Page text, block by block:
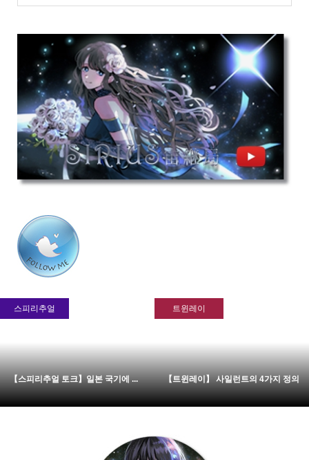
스피리추얼
【스피리추얼 토크】일본 국기에 ...
트윈레이
【트윈레이】 사일런트의 4가지 정의